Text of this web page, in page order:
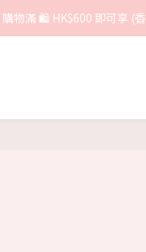
購物滿 🛍 HK$600 即可享 (